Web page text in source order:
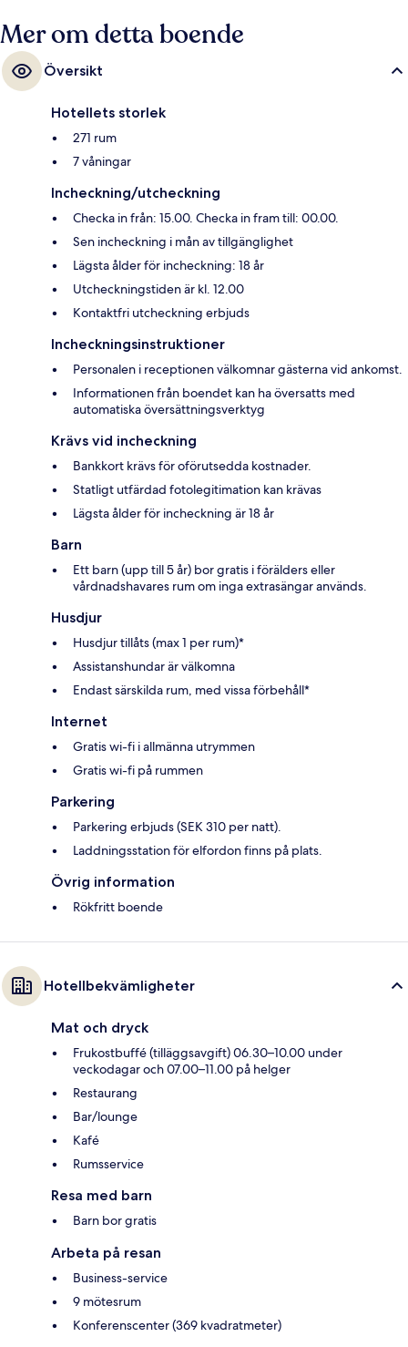
Mer om detta boende
Översikt
Hotellets storlek
271 rum
7 våningar
Incheckning/utcheckning
Checka in från: 15.00. Checka in fram till: 00.00.
Sen incheckning i mån av tillgänglighet
Lägsta ålder för incheckning: 18 år
Utcheckningstiden är kl. 12.00
Kontaktfri utcheckning erbjuds
Incheckningsinstruktioner
Personalen i receptionen välkomnar gästerna vid ankomst.
Informationen från boendet kan ha översatts med
automatiska översättningsverktyg
Krävs vid incheckning
Bankkort krävs för oförutsedda kostnader.
Statligt utfärdad fotolegitimation kan krävas
Lägsta ålder för incheckning är 18 år
Barn
Ett barn (upp till 5 år) bor gratis i förälders eller
vårdnadshavares rum om inga extrasängar används.
Husdjur
Husdjur tillåts (max 1 per rum)*
Assistanshundar är välkomna
Endast särskilda rum, med vissa förbehåll*
Internet
Gratis wi-fi i allmänna utrymmen
Gratis wi-fi på rummen
Parkering
Parkering erbjuds (SEK 310 per natt).
Laddningsstation för elfordon finns på plats.
Övrig information
Rökfritt boende
Hotellbekvämligheter
Mat och dryck
Frukostbuffé (tilläggsavgift) 06.30–10.00 under
veckodagar och 07.00–11.00 på helger
Restaurang
Bar/lounge
Kafé
Rumsservice
Resa med barn
Barn bor gratis
Arbeta på resan
Business-service
9 mötesrum
Konferenscenter (369 kvadratmeter)